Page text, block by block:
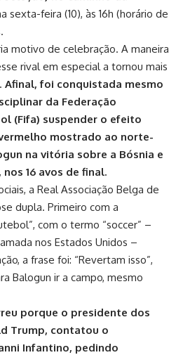
sexta-feira (10), às 16h (horário de
motivo de celebração. A maneira
rival em especial a tornou mais
Afinal, foi conquistada mesmo
da Federação
(Fifa) suspender o efeito
mostrado ao norte-
na vitória sobre a Bósnia e
16 avos de final.
a Real Associação Belga de
dupla. Primeiro com a
com o termo “soccer” –
nos Estados Unidos –
a frase foi: “Revertam isso”,
Balogun ir a campo, mesmo
porque o presidente dos
Trump, contatou o
Infantino, pedindo